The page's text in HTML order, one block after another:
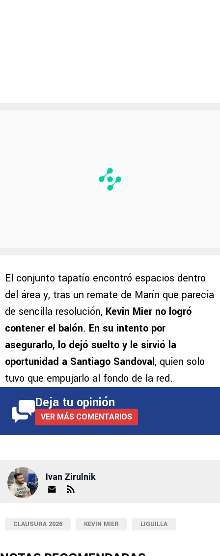
El conjunto tapatío encontró espacios dentro
del área y, tras un remate de Marín que parecía
de sencilla resolución, Kevin Mier no logró
contener el balón. En su intento por
asegurarlo, lo dejó suelto y le sirvió la
oportunidad a Santiago Sandoval, quien solo
tuvo que empujarlo al fondo de la red.
Deja tu opinión
VER MÁS COMENTARIOS
Ivan Zirulnik
CLAUSURA 2026 KEVIN MIER LIGUILLA